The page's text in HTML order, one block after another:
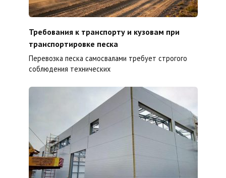
Требования к транспорту и кузовам при
транспортировке песка
Перевозка песка самосвалами требует строгого
соблюдения технических